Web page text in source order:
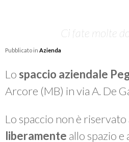
Ci fate molte
Pubblicato in Azienda
Lo spaccio aziendale
Arcore (MB) in via A. De
Lo spaccio non è
liberamente allo spazio